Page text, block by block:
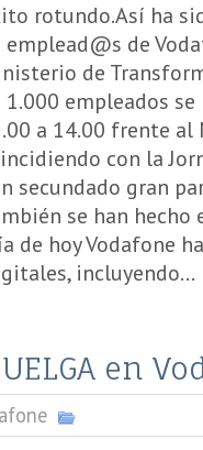
rotundo.Así ha
emplead@s de
de
1.000 empleados
a 14.00 frente al
con la
secundado gran
se han hecho
de hoy Vodafone
incluyendo...
en